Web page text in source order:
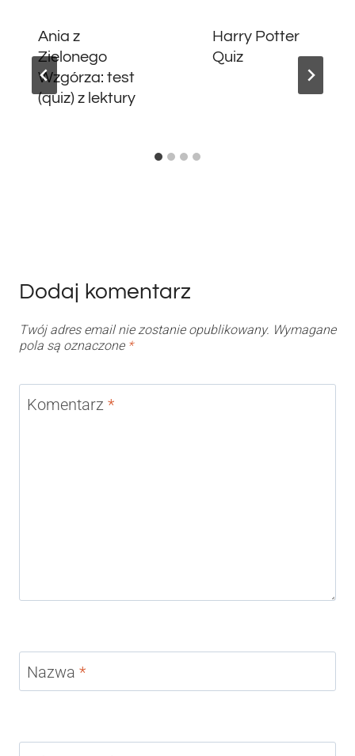
Ania z
Zielonego
Wzgórza: test
(quiz) z lektury
Harry Potter
Quiz
Dodaj komentarz
Twój adres email nie zostanie opublikowany. Wymagane
pola są oznaczone *
Komentarz *
Nazwa *